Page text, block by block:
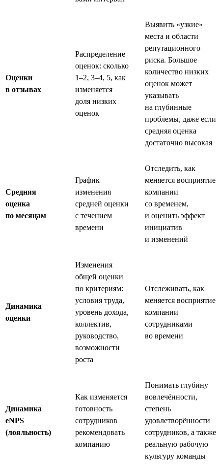
Оценки
в отзывах
Распределение
оценок: сколько
1–2, 3–4, 5, как
изменяется
доля низких
оценок
Выявить «узкие»
места и области
репутационного
риска. Большое
количество низких
оценок может
указывать
на глубинные
проблемы, даже если
средняя оценка
достаточно высокая
Средняя
оценка
по месяцам
График
изменения
средней оценки
с течением
времени
Отследить, как
меняется восприятие
компании
со временем,
и оценить эффект
инициатив
и изменений
Динамика
оценки
Изменения
общей оценки
по критериям:
условия труда,
уровень дохода,
коллектив,
руководство,
возможности
роста
Отслеживать, как
меняется восприятие
компании
сотрудниками
во времени
Динамика
eNPS
(лояльность)
Как изменяется
готовность
сотрудников
рекомендовать
компанию
Понимать глубину
вовлечённости,
степень
удовлетворённости
сотрудников, а также
реальную рабочую
культуру команды